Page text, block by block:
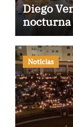
Diego
nocturna
Noticias